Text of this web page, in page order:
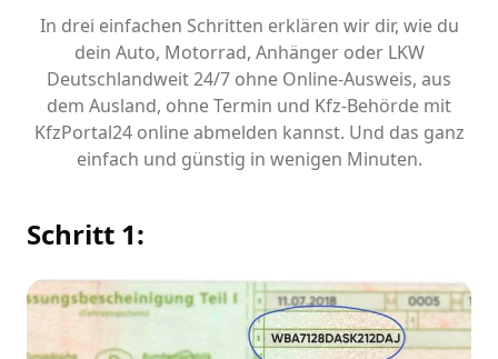
In drei einfachen Schritten erklären wir dir, wie du
dein Auto, Motorrad, Anhänger oder LKW
Deutschlandweit 24/7 ohne Online-Ausweis, aus
dem Ausland, ohne Termin und Kfz-Behörde mit
KfzPortal24 online abmelden kannst. Und das ganz
einfach und günstig in wenigen Minuten.
Schritt 1: